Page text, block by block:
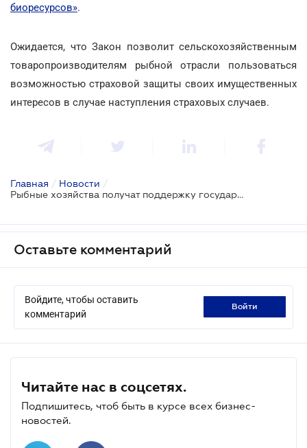
биоресурсов».
Ожидается, что Закон позволит сельскохозяйственным
товаропроизводителям рыбной отрасли пользоваться
возможностью страховой защиты своих имущественных
интересов в случае наступления страховых случаев.
Главная / Новости /
Рыбные хозяйства получат поддержку государства при страховании своей продукции
Оставьте комментарий
Войдите, чтобы оставить
комментарий
войти
Читайте нас в соцсетях.
Подпишитесь, чтоб быть в курсе всех бизнес-
новостей.